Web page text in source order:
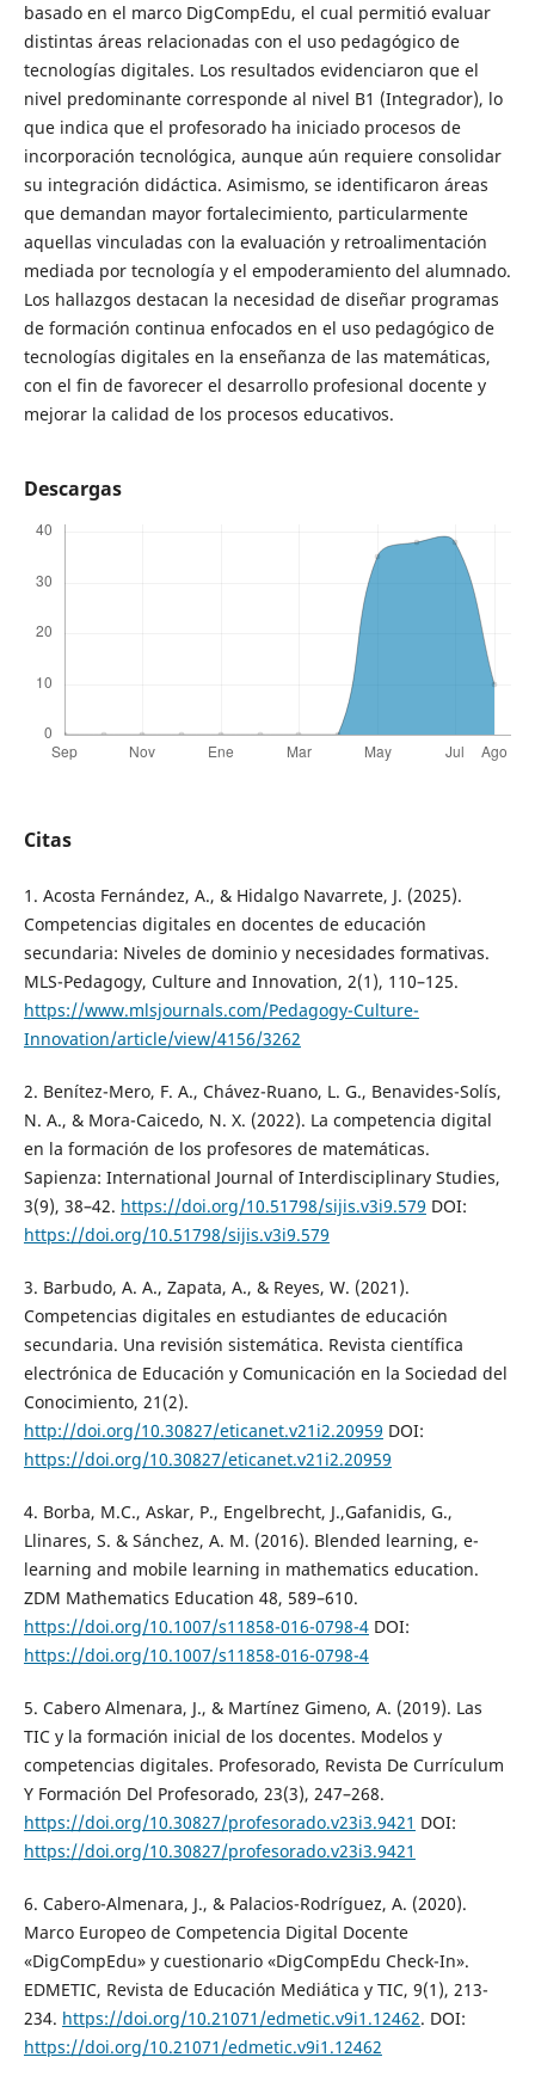
basado en el marco DigCompEdu, el cual permitió evaluar
distintas áreas relacionadas con el uso pedagógico de
tecnologías digitales. Los resultados evidenciaron que el
nivel predominante corresponde al nivel B1 (Integrador), lo
que indica que el profesorado ha iniciado procesos de
incorporación tecnológica, aunque aún requiere consolidar
su integración didáctica. Asimismo, se identificaron áreas
que demandan mayor fortalecimiento, particularmente
aquellas vinculadas con la evaluación y retroalimentación
mediada por tecnología y el empoderamiento del alumnado.
Los hallazgos destacan la necesidad de diseñar programas
de formación continua enfocados en el uso pedagógico de
tecnologías digitales en la enseñanza de las matemáticas,
con el fin de favorecer el desarrollo profesional docente y
mejorar la calidad de los procesos educativos.
Descargas
Citas
1. Acosta Fernández, A., & Hidalgo Navarrete, J. (2025).
Competencias digitales en docentes de educación
secundaria: Niveles de dominio y necesidades formativas.
MLS-Pedagogy, Culture and Innovation, 2(1), 110–125.
https://www.mlsjournals.com/Pedagogy-Culture-
Innovation/article/view/4156/3262
2. Benítez-Mero, F. A., Chávez-Ruano, L. G., Benavides-Solís,
N. A., & Mora-Caicedo, N. X. (2022). La competencia digital
en la formación de los profesores de matemáticas.
Sapienza: International Journal of Interdisciplinary Studies,
3(9), 38–42. https://doi.org/10.51798/sijis.v3i9.579 DOI:
https://doi.org/10.51798/sijis.v3i9.579
3. Barbudo, A. A., Zapata, A., & Reyes, W. (2021).
Competencias digitales en estudiantes de educación
secundaria. Una revisión sistemática. Revista científica
electrónica de Educación y Comunicación en la Sociedad del
Conocimiento, 21(2).
http://doi.org/10.30827/eticanet.v21i2.20959 DOI:
https://doi.org/10.30827/eticanet.v21i2.20959
4. Borba, M.C., Askar, P., Engelbrecht, J.,Gafanidis, G.,
Llinares, S. & Sánchez, A. M. (2016). Blended learning, e-
learning and mobile learning in mathematics education.
ZDM Mathematics Education 48, 589–610.
https://doi.org/10.1007/s11858-016-0798-4DOI:
https://doi.org/10.1007/s11858-016-0798-4
5. Cabero Almenara, J., & Martínez Gimeno, A. (2019). Las
TIC y la formación inicial de los docentes. Modelos y
competencias digitales. Profesorado, Revista De Currículum
Y Formación Del Profesorado, 23(3), 247–268.
https://doi.org/10.30827/profesorado.v23i3.9421 DOI:
https://doi.org/10.30827/profesorado.v23i3.9421
6. Cabero-Almenara, J., & Palacios-Rodríguez, A. (2020).
Marco Europeo de Competencia Digital Docente
«DigCompEdu» y cuestionario «DigCompEdu Check-In».
EDMETIC, Revista de Educación Mediática y TIC, 9(1), 213-
234. https://doi.org/10.21071/edmetic.v9i1.12462. DOI:
https://doi.org/10.21071/edmetic.v9i1.12462